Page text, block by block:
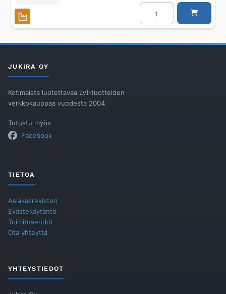
Kehys
Unidrain
300/12
mm,
määrä
JUKIRA OY
Kotimaista luotettavaa LVI-tuotteiden
verkkokauppaa vuodesta 2004
Tutustu myös
Facebook
TIETOA
Asiakasrekisteri
Evästekäytäntö
Toimitusehdot
Ota yhteyttä
YHTEYSTIEDOT